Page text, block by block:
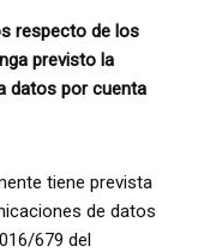
respecto de los
previsto la
datos por cuenta
tiene prevista
de datos
679 del